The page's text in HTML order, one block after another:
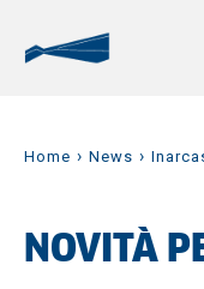
Home › News ›
NOVITÀ